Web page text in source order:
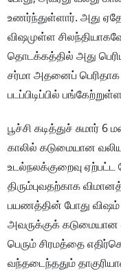
உணர்ந்துள்ளார். அது
விஷமுள்ள
தொடக்கத்தில் அது
சர்மா அதனைப்
படப்பிடிப்பில்
பூச்சி கடித்துச் சுமார்
காலில் கடுமையான
உடல்நலக்குறைவு
திரும்புவதற்காக
பயணத்தின் போது விஷம்
அவருக்குக் கடுமையான
பெரும் சிரமத்தை
வந்தடைந்ததும்